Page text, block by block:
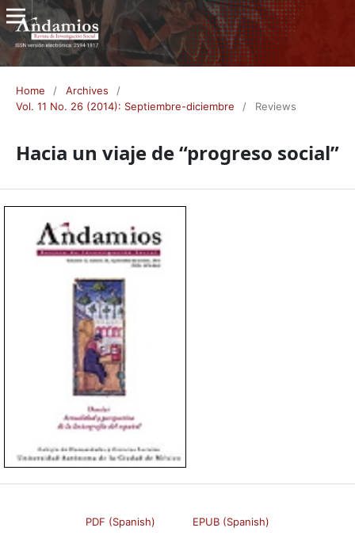
Home / Archives
/
Vol. 11 No. 26 (2014): Septiembre-diciembre
/ Reviews
Hacia un viaje de “progreso social”
PDF (Spanish) EPUB (Spanish)